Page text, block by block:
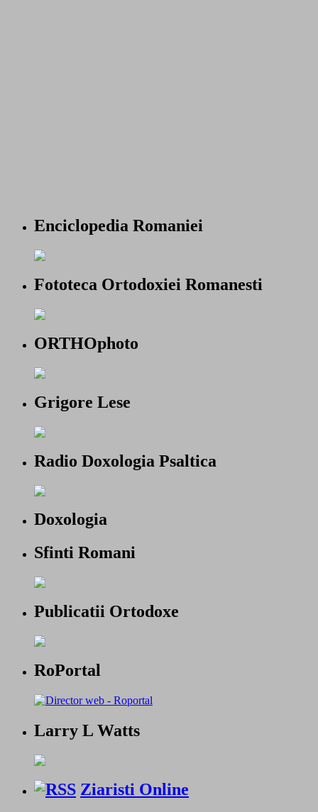
Enciclopedia Romaniei
Fototeca Ortodoxiei Romanesti
ORTHOphoto
Grigore Lese
Radio Doxologia Psaltica
Doxologia
Sfinti Romani
Publicatii Ortodoxe
RoPortal
Larry L Watts
Ziaristi Online